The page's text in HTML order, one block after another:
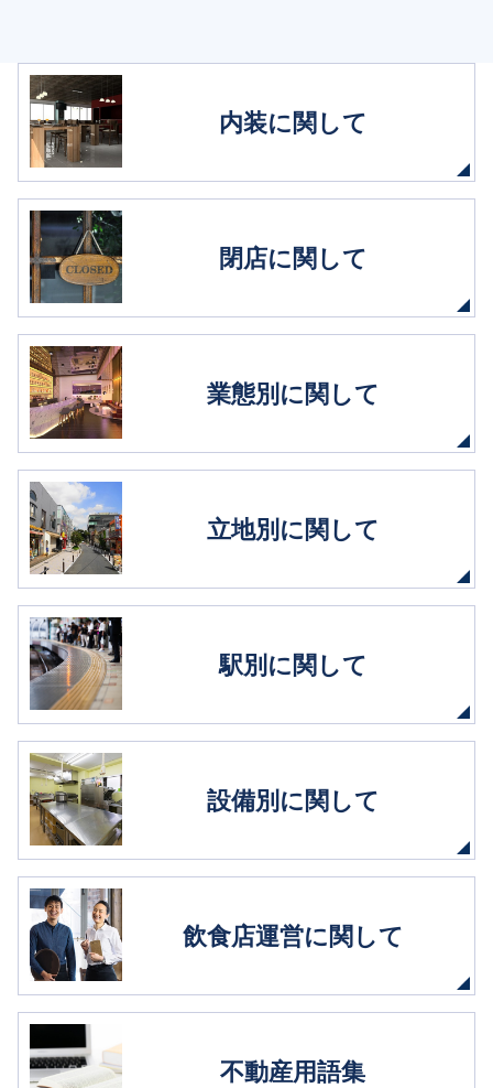
内装に関して
閉店に関して
業態別に関して
立地別に関して
駅別に関して
設備別に関して
飲食店運営に関して
不動産用語集